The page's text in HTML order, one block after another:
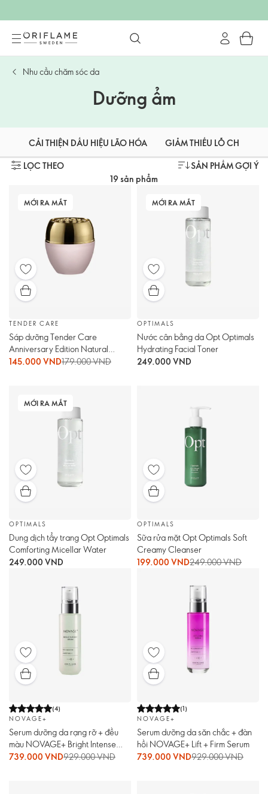
Nhu cầu chăm sóc da
Dưỡng ẩm
CẢI THIỆN DẤU HIỆU LÃO HÓA
GIẢM THIỂU LỖ CHÂN
LỌC THEO
SẢN PHẨM GỢI Ý
19 sản phẩm
MỚI RA MẮT
TENDER CARE
Sáp dưỡng Tender Care
Anniversary Edition Natural
Multi-Purpose Balm
145.000 VND179.000 VND
MỚI RA MẮT
OPTIMALS
Nước cân bằng da Opt Optimals
Hydrating Facial Toner
249.000 VND
MỚI RA MẮT
OPTIMALS
Dung dịch tẩy trang Opt Optimals
Comforting Micellar Water
249.000 VND
OPTIMALS
Sữa rửa mặt Opt Optimals Soft
Creamy Cleanser
199.000 VND249.000 VND
(4)
NOVAGE+
Serum dưỡng da rạng rỡ + đều
màu NOVAGE+ Bright Intense
Serum
739.000 VND929.000 VND
(1)
NOVAGE+
Serum dưỡng da săn chắc + đàn
hồi NOVAGE+ Lift + Firm Serum
739.000 VND929.000 VND